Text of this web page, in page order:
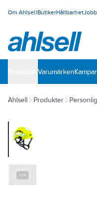
Om AhlsellButikerHållbarhet
Varumärken
Ahlsell Produkter